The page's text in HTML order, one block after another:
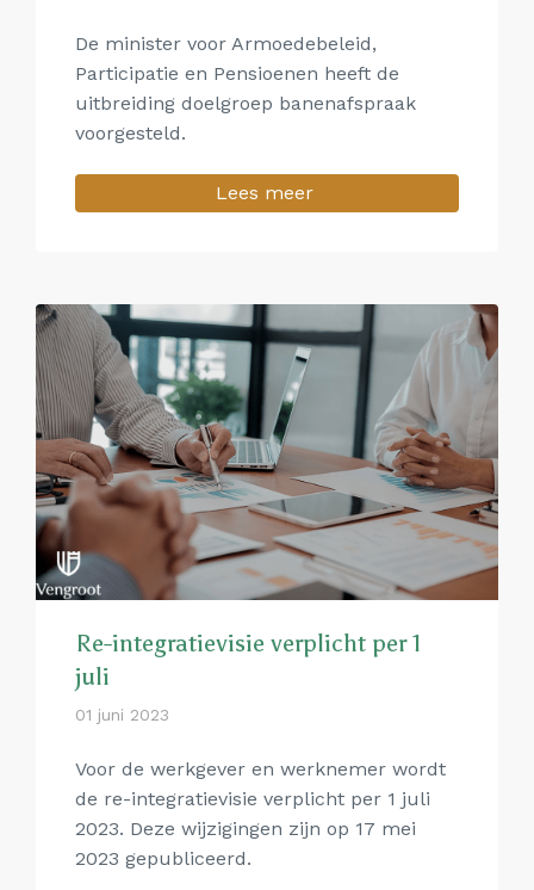
De minister voor Armoedebeleid,
Participatie en Pensioenen heeft de
uitbreiding doelgroep banenafspraak
voorgesteld.
Lees meer
Re-integratievisie verplicht per 1
juli
01 juni 2023
Voor de werkgever en werknemer wordt
de re-integratievisie verplicht per 1 juli
2023. Deze wijzigingen zijn op 17 mei
2023 gepubliceerd.